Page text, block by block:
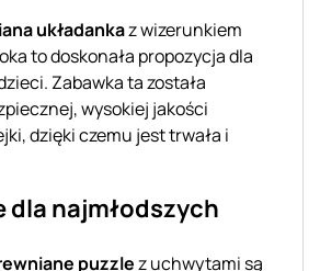
układankaz wizerunkiem
to doskonała propozycja dla
Zabawka ta została
wysokiej jakości
dzięki czemu jest trwała i
dla najmłodszych
puzzlez uchwytami są